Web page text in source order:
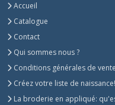
Accueil
Catalogue
Contact
Qui sommes nous ?
Conditions générales de vente
Créez votre liste de naissance!
La broderie en appliqué: